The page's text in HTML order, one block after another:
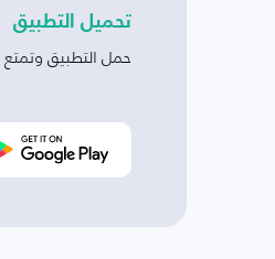
تحميل التطبيق
حمل التطبيق وتمتع